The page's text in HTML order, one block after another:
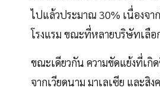
ไปแล้วประมาณ 30% เนื่องจา
โรงแรม ขณะที่หลายบริษัทเลือ
ขณะเดียวกัน ความขัดแย้งที่เกิ
จากเวียดนาม มาเลเซีย และ